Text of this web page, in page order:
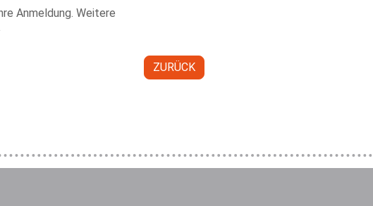
Anmeldung. Weitere
ZURÜCK